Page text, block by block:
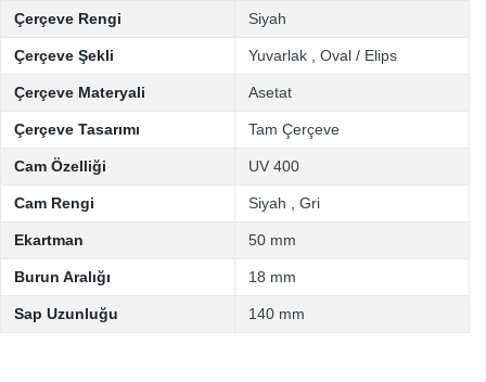
Çerçeve Rengi Siyah
Çerçeve Şekli Yuvarlak Oval / Elips
Çerçeve Materyali Asetat
Çerçeve Tasarımı Tam Çerçeve
Cam Özelliği UV 400
Cam Rengi Siyah Gri
Ekartman 50 mm
Burun Aralığı 18 mm
Sap Uzunluğu 140 mm